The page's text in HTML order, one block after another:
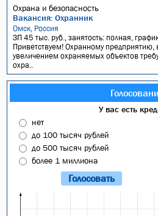
Охрана и безопасность
Вакансия: Охранник
Омск, Россия
ЗП 45 тыс. руб., занятость: полная,
Приветствуем! Охранному
увеличением охраняемых объектов
охра..
У вас есть
нет
до 100 тысяч рублей
до 500 тысяч рублей
более 1 миллиона